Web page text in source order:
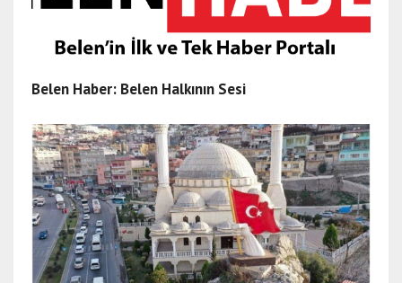
Belen Haber: Belen Halkının Sesi